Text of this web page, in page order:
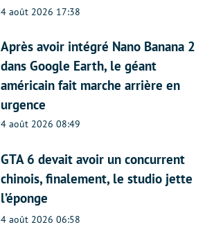
4 août 2026 17:38
Après avoir intégré Nano Banana 2
dans Google Earth, le géant
américain fait marche arrière en
urgence
4 août 2026 08:49
GTA 6 devait avoir un concurrent
chinois, finalement, le studio jette
l’éponge
4 août 2026 06:58